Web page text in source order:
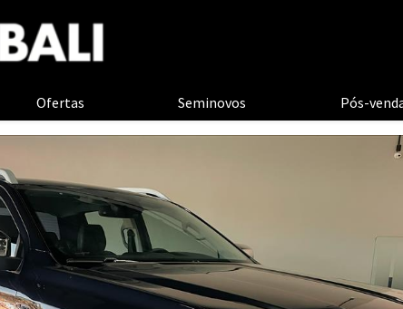
Ofertas Seminovos Pós-